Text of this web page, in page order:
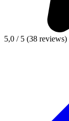
5,0 / 5 (38 reviews)